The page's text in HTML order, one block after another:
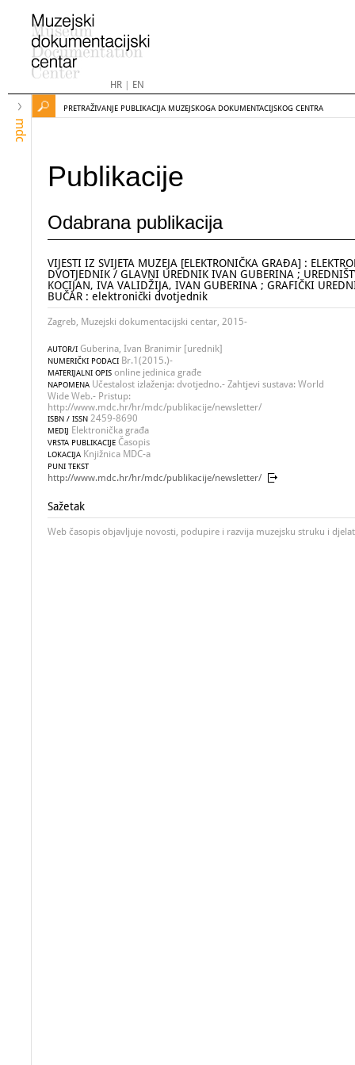
HR| EN
mdc
PRETRAŽIVANJE PUBLIKACIJA MUZEJSKOGA DOKUMENTACIJSKOG CENTRA
Publikacije
Odabrana publikacija
VIJESTI IZ SVIJETA MUZEJA [ELEKTRONIČKA GRAĐA] :
DVOTJEDNIK / GLAVNI UREDNIK IVAN GUBERINA ;
KOCIJAN, IVA VALIDŽIJA, IVAN GUBERINA ; GRAFIČKI
BUČAR : elektronički dvotjednik
Zagreb, Muzejski dokumentacijski centar, 2015-
AUTOR/I Guberina, Ivan Branimir [urednik]
NUMERIČKI PODACI Br.1(2015.)-
MATERIJALNI OPIS online jedinica građe
NAPOMENA Učestalost izlaženja: dvotjedno.- Zahtjevi sustava: World
Wide Web.- Pristup:
http://www.mdc.hr/hr/mdc/publikacije/newsletter/
ISBN / ISSN 2459-8690
MEDIJ Elektronička građa
VRSTA PUBLIKACIJE Časopis
LOKACIJA Knjižnica MDC-a
PUNI TEKST
http://www.mdc.hr/hr/mdc/publikacije/newsletter/
Sažetak
Web časopis objavljuje novosti, podupire i razvija muzejsku struku i